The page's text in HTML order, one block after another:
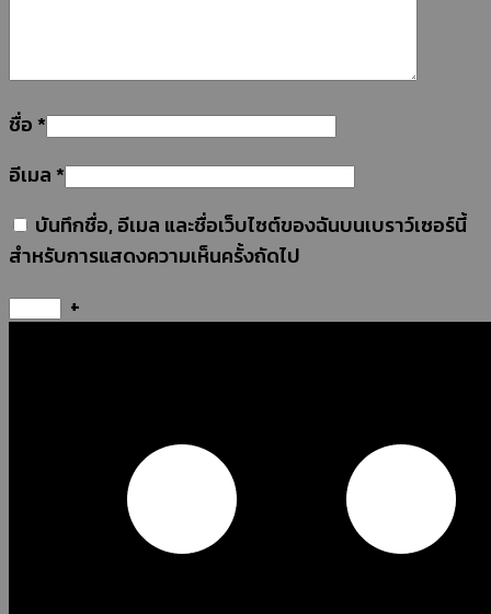
ชื่อ *
อีเมล *
บันทึกชื่อ, อีเมล และชื่อเว็บไซต์ของฉันบนเบราว์เซอร์นี้
สำหรับการแสดงความเห็นครั้งถัดไป
+